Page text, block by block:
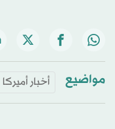
مواضيع أخبار أميركا